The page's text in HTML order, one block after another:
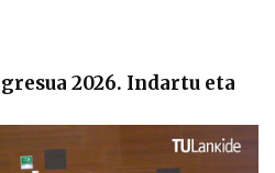
2026. Indartu eta